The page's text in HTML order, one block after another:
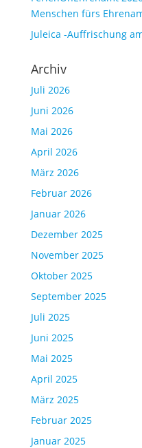
Menschen fürs
Juleica -Auffrischung
Archiv
Juli 2026
Juni 2026
Mai 2026
April 2026
März 2026
Februar 2026
Januar 2026
Dezember 2025
November 2025
Oktober 2025
September 2025
Juli 2025
Juni 2025
Mai 2025
April 2025
März 2025
Februar 2025
Januar 2025